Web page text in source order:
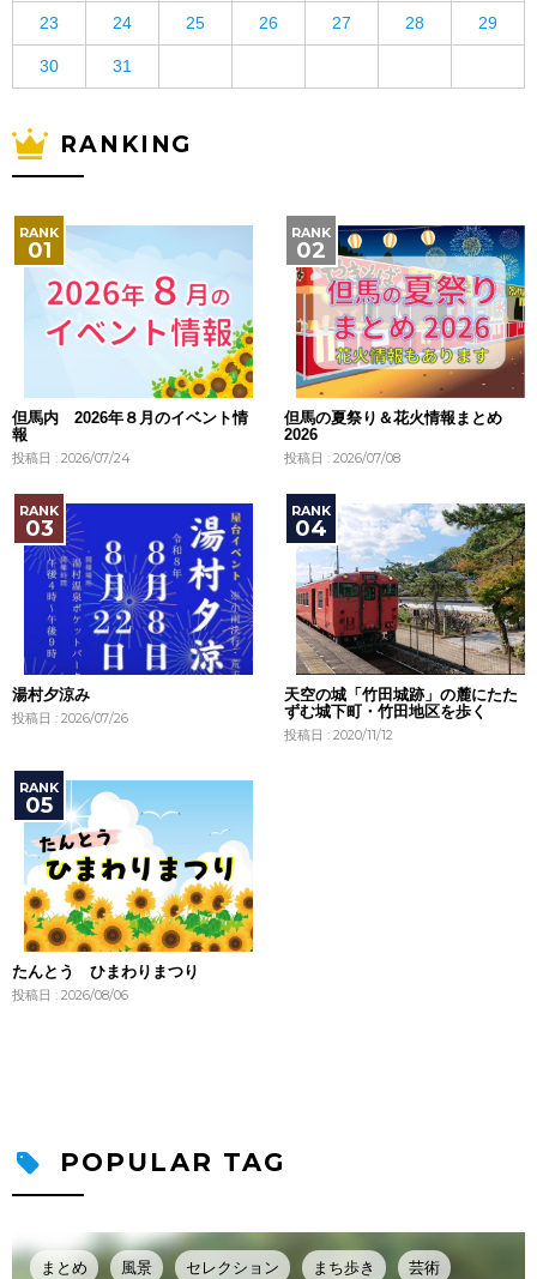
23 24 25 26 27 28 29
30 31
RANKING
但馬内 2026年８月のイベント情
報
投稿日 : 2026/07/24
但馬の夏祭り＆花火情報まとめ
2026
投稿日 : 2026/07/08
湯村夕涼み
投稿日 : 2026/07/26
天空の城「竹田城跡」の麓にたた
ずむ城下町・竹田地区を歩く
投稿日 : 2020/11/12
たんとう ひまわりまつり
投稿日 : 2026/08/06
POPULAR TAG
まとめ 風景 セレクション まち歩き 芸術